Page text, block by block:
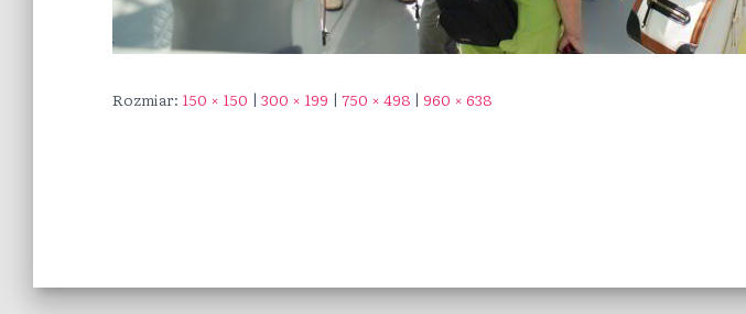
Rozmiar: 150 × 150 | 300 × 199 | 750 × 498 | 960 × 638